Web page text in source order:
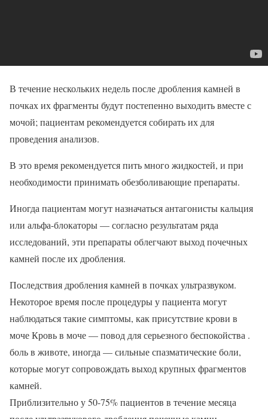
В течение нескольких недель после дробления камней в
почках их фрагменты будут постепенно выходить вместе с
мочой; пациентам рекомендуется собирать их для
проведения анализов.
В это время рекомендуется пить много жидкостей, и при
необходимости принимать обезболивающие препараты.
Иногда пациентам могут назначаться антагонисты кальция
или альфа-блокаторы — согласно результатам ряда
исследований, эти препараты облегчают выход почечных
камней после их дробления.
Последствия дробления камней в почках ультразвуком.
Некоторое время после процедуры у пациента могут
наблюдаться такие симптомы, как присутствие крови в
моче Кровь в моче — повод для серьезного беспокойства .
боль в животе, иногда — сильные спазматические боли,
которые могут сопровождать выход крупных фрагментов
камней.
Приблизительно у 50-75% пациентов в течение месяца